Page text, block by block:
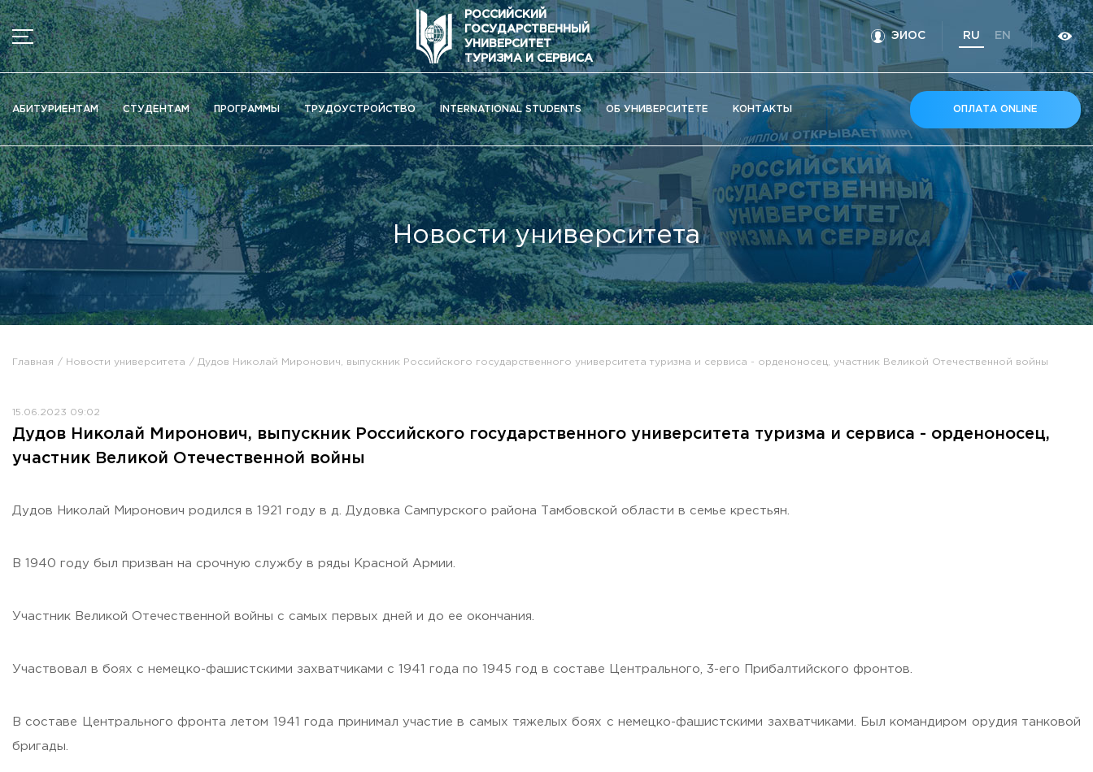
РОССИЙСКИЙ
ГОСУДАРСТВЕННЫЙ
УНИВЕРСИТЕТ
ТУРИЗМА И СЕРВИСА
ЭИОС RU EN
АБИТУРИЕНТАМ СТУДЕНТАМ ПРОГРАММЫ ТРУДОУСТРОЙСТВО INTERNATIONAL STUDENTS ОБ УНИВЕРСИТЕТЕ КOНТАКТЫ ОПЛАТА ONLINE
МЕНЮ
Новости
Объявления
Документы
Сведения об образовательной организации
Официально о приёме
Научная деятельность
Высшие школы / Институты / Департаменты
Дополнительное образование
Федеральный ресурсный центр
Вакантные места для приема (перевода)
Жилищно-коммунальное хозяйство
Визово-регистрационное сопровождение иностранных граждан
Центр классификации объектов туриндустрии
Олимпиады
Фирменный стиль
Молодежный фестиваль культурного туризма «КульTURа»
Новости университета
Главная Новости университета Дудов Николай Миронович, выпускник Российского государственного университета туризма и сервиса - орденоносец, участник Великой Отечественной войны
15.06.2023 09:02
Дудов Николай Миронович, выпускник Российского государственного университета туризма и сервиса - орденоносец,
участник Великой Отечественной войны
Дудов Николай Миронович родился в 1921 году в д. Дудовка Сампурского района Тамбовской области в семье крестьян.
В 1940 году был призван на срочную службу в ряды Красной Армии.
Участник Великой Отечественной войны с самых первых дней и до ее окончания.
Участвовал в боях с немецко-фашистскими захватчиками с 1941 года по 1945 год в составе Центрального, 3-его Прибалтийского фронтов.
В составе Центрального фронта летом 1941 года принимал участие в самых тяжелых боях с немецко-фашистскими захватчиками. Был командиром орудия танковой
бригады.